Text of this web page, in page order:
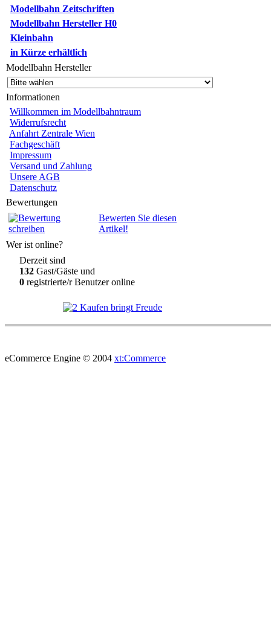
Modellbahn Zeitschriften
Modellbahn Hersteller H0
Kleinbahn
in Kürze erhältlich
Modellbahn Hersteller
Informationen
Willkommen im Modellbahntraum
Widerrufsrecht
Anfahrt Zentrale Wien
Fachgeschäft
Impressum
Versand und Zahlung
Unsere AGB
Datenschutz
Bewertungen
Bewerten Sie diesen
Artikel!
Wer ist online?
Derzeit sind
132 Gast/Gäste und
0 registrierte/r Benutzer online
eCommerce Engine © 2004 xt:Commerce